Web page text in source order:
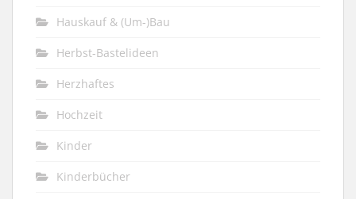
Hauskauf & (Um-)Bau
Herbst-Bastelideen
Herzhaftes
Hochzeit
Kinder
Kinderbücher